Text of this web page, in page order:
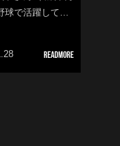
球で活躍して…